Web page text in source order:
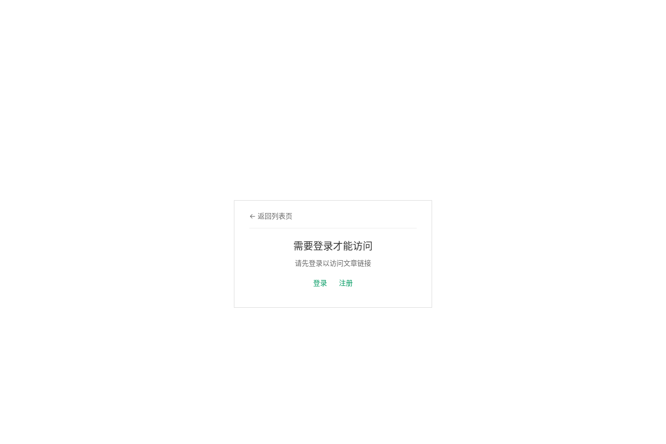
← 返回列表页
需要登录才能访问
请先登录以访问文章链接
登录 注册